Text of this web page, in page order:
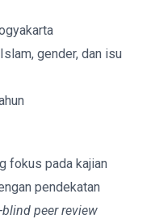
gender, dan isu
fokus pada kajian
pendekatan
peer review